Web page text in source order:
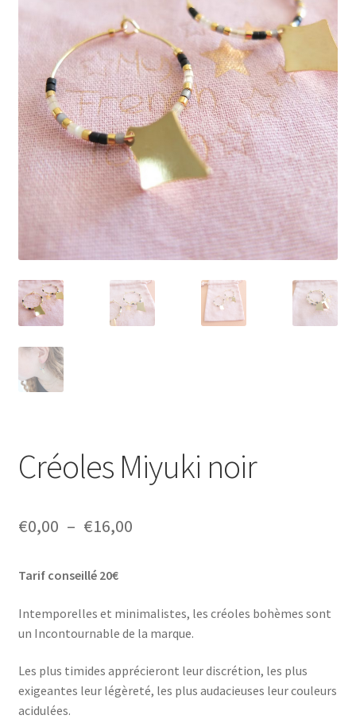
J’échange !
Mon compte
Ma Wishlist
Créoles Miyuki noir
€0,00 – €16,00Plage
€0,00
à
€16,00
Tarif conseillé 20€
Intemporelles et minimalistes, les créoles bohèmes sont
un Incontournable de la marque.
Les plus timides apprécieront leur discrétion, les plus
exigeantes leur légèreté, les plus audacieuses leur couleurs
acidulées.